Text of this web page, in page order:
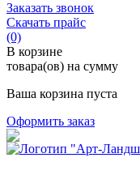
Заказать звонок
Скачать прайс
(0)
В корзине
товара(ов) на сумму
Ваша корзина пуста
Оформить заказ